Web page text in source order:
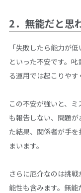
2．無能だと思
「失敗したら能力が
といった不安です。
る運用では起こりやす
この不安が強いと、
も報告しない、問題
た結果、関係者が手
まいます。
さらに厄介なのは挑
能性も含みます。無